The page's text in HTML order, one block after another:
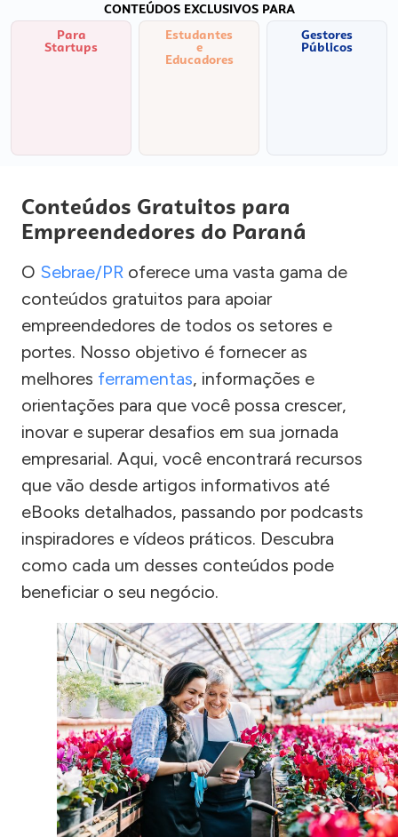
CONTEÚDOS EXCLUSIVOS PARA
Para
Startups
Estudantes
e
Educadores
Gestores
Públicos
Conteúdos Gratuitos para
Empreendedores do Paraná
O Sebrae/PR oferece uma vasta gama de
conteúdos gratuitos para apoiar
empreendedores de todos os setores e
portes. Nosso objetivo é fornecer as
melhores ferramentas, informações e
orientações para que você possa crescer,
inovar e superar desafios em sua jornada
empresarial. Aqui, você encontrará recursos
que vão desde artigos informativos até
eBooks detalhados, passando por podcasts
inspiradores e vídeos práticos. Descubra
como cada um desses conteúdos pode
beneficiar o seu negócio.